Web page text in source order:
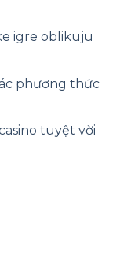
igre oblikuju
phương thức
tuyệt vời